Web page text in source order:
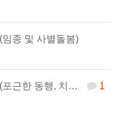
종 및 사별돌봄)
1
행, 치료 과정에…